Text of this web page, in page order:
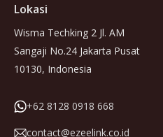
Lokasi
Wisma Techking 2 Jl. AM
Sangaji No.24 Jakarta Pusat
10130, Indonesia
+62 8128 0918 668
contact@ezeelink.co.id